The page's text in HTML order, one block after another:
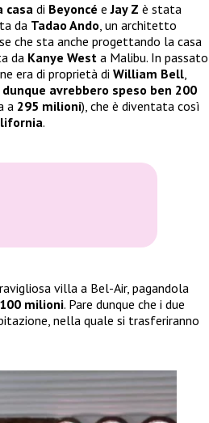
casa di Beyoncé eJay Z è stata
da Tadao Ando, un architetto
che sta anche progettando la casa
da Kanye West a Malibu. In passato
era di proprietà di William Bell,
avrebbero speso ben 200
a 295 milioni), che è diventata così
.
villa a Bel-Air, pagandola
milioni. Pare dunque che i due
nella quale si trasferiranno